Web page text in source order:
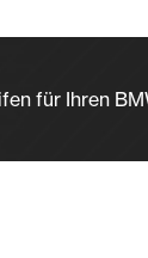
für Ihren